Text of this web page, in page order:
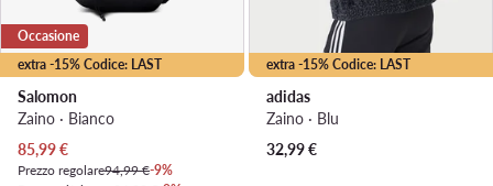
extra -15% Codice: LAST
Occasione
Salomon
Zaino · Bianco
Prezzo attuale
85,99€
Prezzo regolare94,99 €-9%
extra -15% Codice: LAST
adidas
Zaino · Blu
32,99€